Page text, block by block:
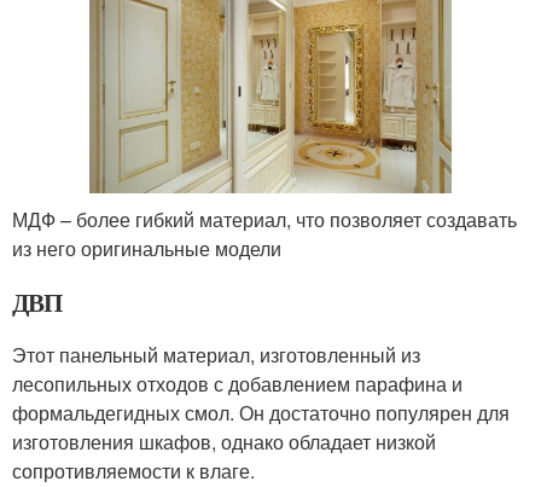
МДФ – более гибкий материал, что позволяет создавать
из него оригинальные модели
ДВП
Этот панельный материал, изготовленный из
лесопильных отходов с добавлением парафина и
формальдегидных смол. Он достаточно популярен для
изготовления шкафов, однако обладает низкой
сопротивляемости к влаге.